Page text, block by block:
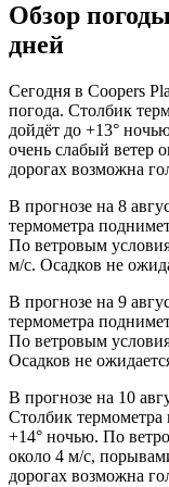
Обзор
дней
Сегодня в Coopers
погода. Столбик
дойдёт до +13°
очень слабый ветер
дорогах возможна
В прогнозе на 8
термометра
По ветровым
м/с. Осадков не
В прогнозе на 9
термометра
По ветровым
Осадков не
В прогнозе на 10
Столбик термометра
+14° ночью. По
около 4 м/с,
дорогах возможна